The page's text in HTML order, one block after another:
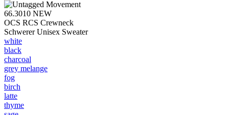
66.3010 NEW
OCS RCS Crewneck
Schwerer Unisex Sweater
white
black
charcoal
grey melange
fog
birch
latte
thyme